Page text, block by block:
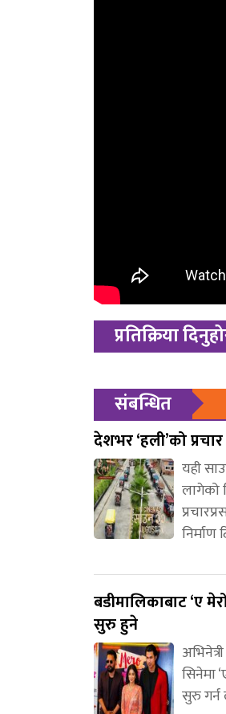
प्रतिक्रिया
संबन्धित
देशभर ‘हली’को
यही
लागेको
निर्माण
बडीमालिकाबाट ‘ए
सुरु हुने
सिनेमा
सुरु